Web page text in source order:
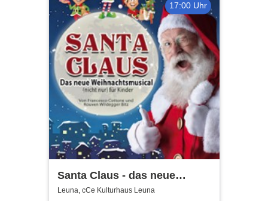
17:00 Uhr
Santa Claus - das neue
Weihnachtsmusical (nicht
Leuna, cCe Kulturhaus Leuna